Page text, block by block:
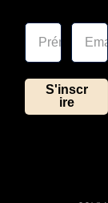
S'inscr
ire